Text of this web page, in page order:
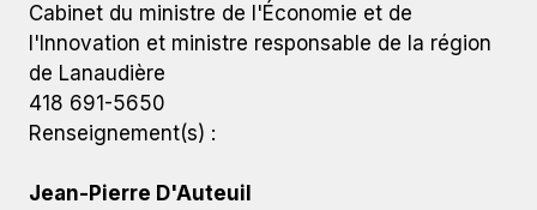
Cabinet du ministre de l'Économie et de
l'Innovation et ministre responsable de la région
de Lanaudière
418 691-5650
Renseignement(s) :
Jean-Pierre D'Auteuil